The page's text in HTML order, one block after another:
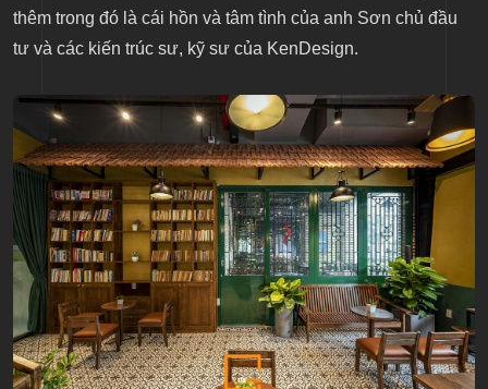
thêm trong đó là cái hồn và tâm tình của anh Sơn chủ đầu
tư và các kiến trúc sư, kỹ sư của KenDesign.